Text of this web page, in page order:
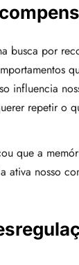
busca por
influencia
repetir o
que a
ativa nosso